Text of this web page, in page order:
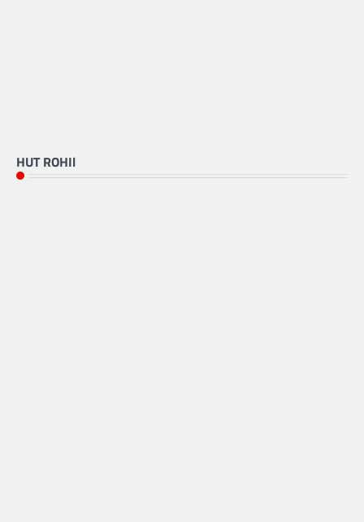
HUT ROHIl